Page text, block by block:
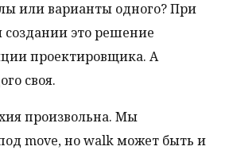
или варианты одного? При
создании это решение
проектировщика. А
своя.
произвольна. Мы
move, но walk может быть и